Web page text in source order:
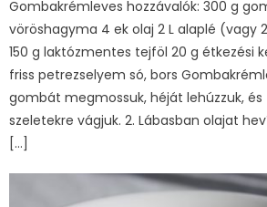
Gombakrémleves hozzávalók: 300 g
vöröshagyma 4 ek olaj 2 L alaplé (vagy
150 g laktózmentes tejföl 20 g étkezési
friss petrezselyem só, bors
gombát megmossuk, héját lehúzzuk,
szeletekre vágjuk. 2. Lábasban olajat
[…]